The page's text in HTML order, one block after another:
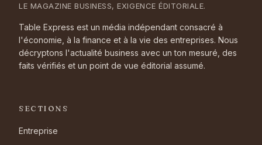
LE MAGAZINE BUSINESS, EXIGENCE ÉDITORIALE.
Table Express est un média indépendant consacré à
l'économie, à la finance et à la vie des entreprises. Nous
décryptons l'actualité business avec un ton mesuré, des
faits vérifiés et un point de vue éditorial assumé.
SECTIONS
Entreprise